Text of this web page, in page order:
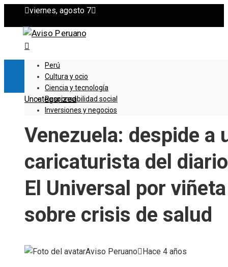
viernes, agosto 7
Perú
Cultura y ocio
Ciencia y tecnología
Responsabilidad social
Inversiones y negocios
Uncategorized
Venezuela: despide a
caricaturista del diario
El Universal por viñeta
sobre crisis de salud
Aviso Peruano Hace 4 años